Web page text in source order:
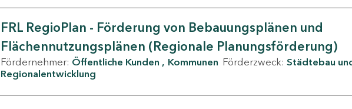
FRL RegioPlan - Förderung von Bebauungsplänen und
Flächennutzungsplänen (Regionale Planungsförderung)
Fördernehmer: Öffentliche Kunden Kommunen Förderzweck: Städtebau
Regionalentwicklung